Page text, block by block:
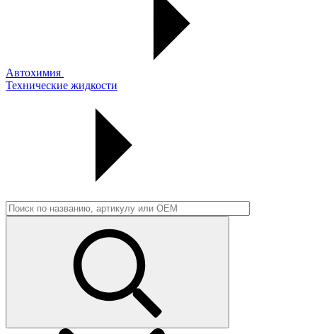
Автохимия
Технические жидкости